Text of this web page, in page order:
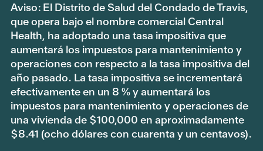
Aviso: El Distrito de Salud del Condado de Travis,
que opera bajo el nombre comercial Central
Health, ha adoptado una tasa impositiva que
aumentará los impuestos para mantenimiento y
operaciones con respecto a la tasa impositiva del
año pasado. La tasa impositiva se incrementará
efectivamente en un 8 % y aumentará los
impuestos para mantenimiento y operaciones de
una vivienda de $100,000 en aproximadamente
$8.41 (ocho dólares con cuarenta y un centavos).